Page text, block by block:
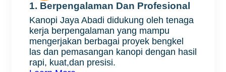
1. Berpengalaman Dan Profesional
Kanopi Jaya Abadi didukung oleh tenaga
kerja berpengalaman yang mampu
mengerjakan berbagai proyek bengkel
las dan pemasangan kanopi dengan hasil
rapi, kuat,dan presisi.